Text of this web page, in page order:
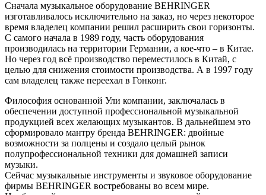
Сначала музыкальное оборудование BEHRINGER
изготавливалось исключительно на заказ, но через некоторое
время владелец компании решил расширить свои горизонты.
С самого начала в 1989 году, часть оборудования
производилась на территории Германии, а кое-что – в Китае.
Но через год всё производство переместилось в Китай, с
целью для снижения стоимости производства. А в 1997 году
сам владелец также переехал в Гонконг.
Философия основанной Ули компании, заключалась в
обеспечении доступной профессиональной музыкальной
продукцией всех желающих музыкантов. В дальнейшем это
сформировало мантру бренда BEHRINGER: двойные
возможности за полцены и создало целый рынок
полупрофессиональной техники для домашней записи
музыки.
Сейчас музыкальные инструменты и звуковое оборудование
фирмы BEHRINGER востребованы во всем мире.